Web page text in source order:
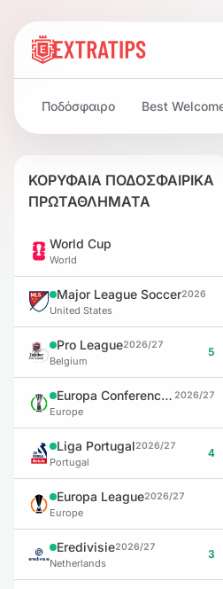
Ποδόσφαιρο Best
ΚΟΡΥΦΑΙΑ ΠΟΔΟΣΦΑΙΡΙΚΑ
ΠΡΩΤΑΘΛΗΜΑΤΑ
World Cup
World
Major League Soccer2026
United States
Pro League2026/27
Belgium
5
Europa Conference League 2026/27
Europe
Liga Portugal2026/27
Portugal
4
Europa League2026/27
Europe
Eredivisie2026/27
Netherlands
3